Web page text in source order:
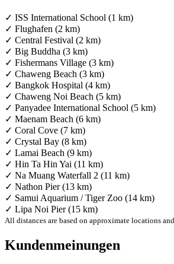
✓ ISS International School (1 km)
✓ Flughafen (2 km)
✓ Central Festival (2 km)
✓ Big Buddha (3 km)
✓ Fishermans Village (3 km)
✓ Chaweng Beach (3 km)
✓ Bangkok Hospital (4 km)
✓ Chaweng Noi Beach (5 km)
✓ Panyadee International School (5 km)
✓ Maenam Beach (6 km)
✓ Coral Cove (7 km)
✓ Crystal Bay (8 km)
✓ Lamai Beach (9 km)
✓ Hin Ta Hin Yai (11 km)
✓ Na Muang Waterfall 2 (11 km)
✓ Nathon Pier (13 km)
✓ Samui Aquarium / Tiger Zoo (14 km)
✓ Lipa Noi Pier (15 km)
All distances are based on approximate locations
Kundenmeinungen